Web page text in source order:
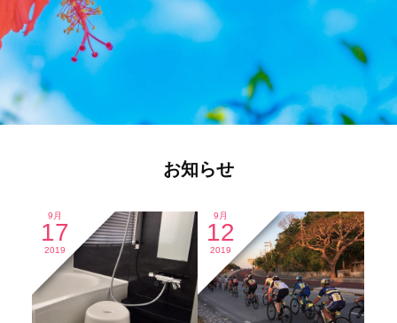
お知らせ
9月
17
2019
9月
12
2019